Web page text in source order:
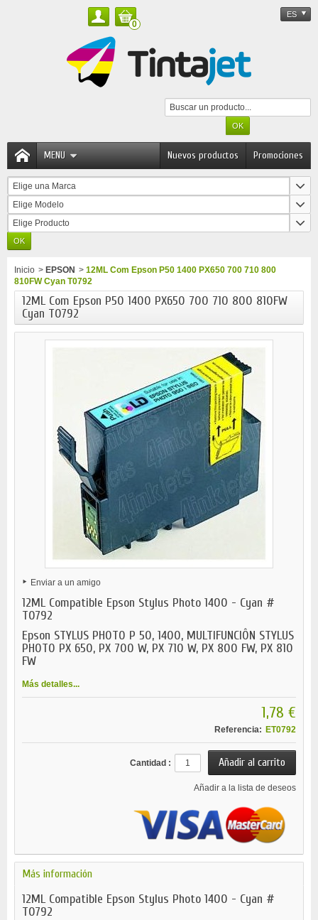
0
ES
MENU Promociones
Nuevos productos
Elige una Marca
Elige Modelo
Elige Producto
Inicio > EPSON > 12ML Com Epson P50 1400 PX650 700 710 800
810FW Cyan T0792
12ML Com Epson P50 1400 PX650 700 710 800 810FW
Cyan T0792
Enviar a un amigo
12ML Compatible Epson Stylus Photo 1400 - Cyan #
T0792
Epson STYLUS PHOTO P 50, 1400, MULTIFUNCIÔN STYLUS
PHOTO PX 650, PX 700 W, PX 710 W, PX 800 FW, PX 810
FW
Más detalles...
1,78 €
Referencia: ET0792
Cantidad :
Añadir a la lista de deseos
Más información
12ML Compatible Epson Stylus Photo 1400 - Cyan #
T0792